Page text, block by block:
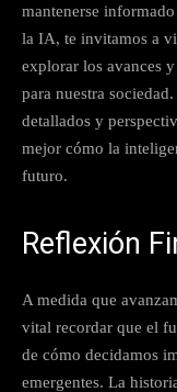
mantenerse
la IA, te invitamos a
explorar los avances
para nuestra sociedad.
detallados y
mejor cómo la
futuro.
Reflexión
A medida que
vital recordar que el
de cómo decidamos
emergentes. La